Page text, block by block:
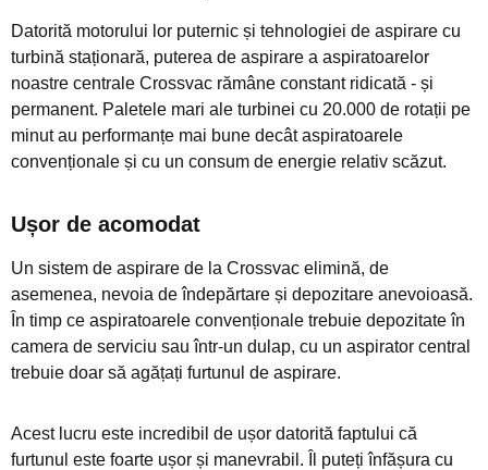
Datorită motorului lor puternic și tehnologiei de aspirare cu
turbină staționară, puterea de aspirare a aspiratoarelor
noastre centrale Crossvac rămâne constant ridicată - și
permanent. Paletele mari ale turbinei cu 20.000 de rotații pe
minut au performanțe mai bune decât aspiratoarele
convenționale și cu un consum de energie relativ scăzut.
Ușor de acomodat
Un sistem de aspirare de la Crossvac elimină, de
asemenea, nevoia de îndepărtare și depozitare anevoioasă.
În timp ce aspiratoarele convenționale trebuie depozitate în
camera de serviciu sau într-un dulap, cu un aspirator central
trebuie doar să agățați furtunul de aspirare.
Acest lucru este incredibil de ușor datorită faptului că
furtunul este foarte ușor și manevrabil. Îl puteți înfășura cu